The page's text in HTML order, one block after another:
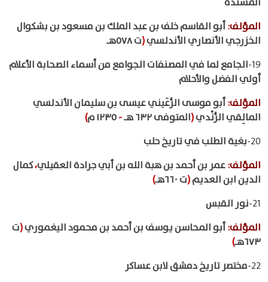
المؤلف:أبو القاسم خلف بن عبد الملك بن مسعود بن بشكوال
الخزرجي الأنصاري الأندلسي(ت ٥٧٨هـ
19- الجامع لما في المصنفات الجوامع من أسماء الصحابة الأعلام
أولي الفضل والأحلام
المؤلف:أبو موسى الرُّعَيني عيسى بن سليمان الأندلسي
المالِقي الرُّنْدي(المتوفى ٦٣٢ هـ -
)
20- بغية الطلب في تاريخ حلب
المؤلف:عمر بن أحمد بن هبة الله بن أبي جرادة العقيلي،كمال
الدين ابن العديم(ت ٦٦٠هـ
)
21- نور القبس
المؤلف:أبو المحاسن يوسف بن أحمد بن محمود اليغموري(ت
٦٧٣هـ
)
22- مختصر تاريخ دمشق لابن عساكر